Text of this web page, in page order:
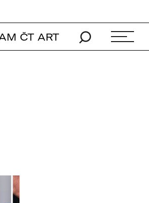
ČT ART